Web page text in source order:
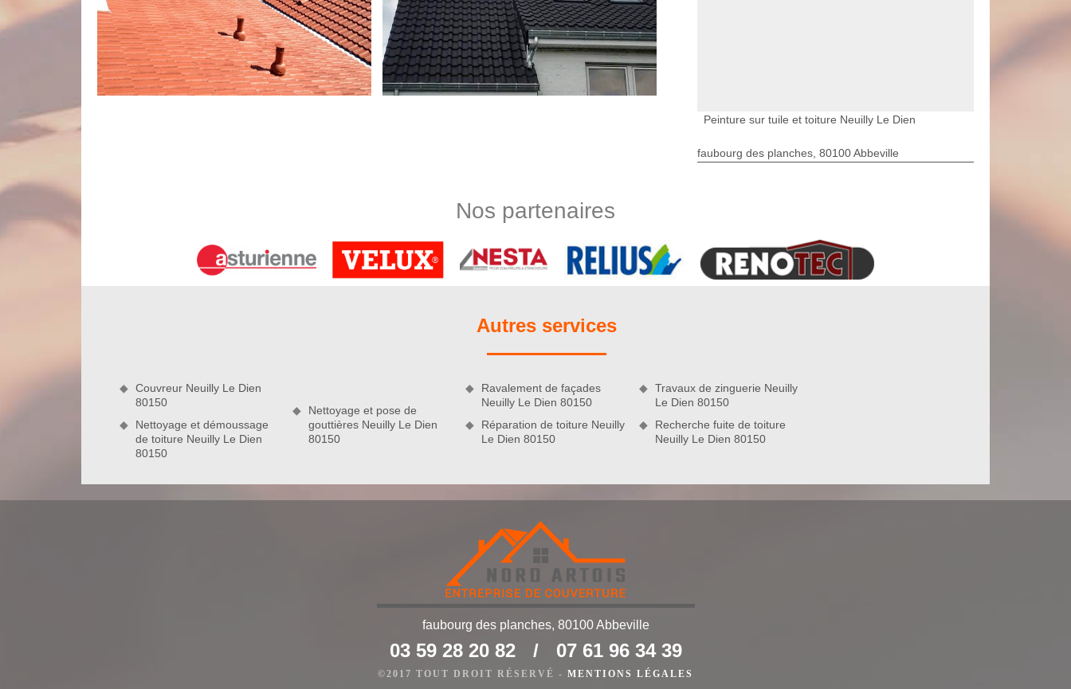
remarquez des taches blanches à recouvrir. Grâce à une peinture de toit, votre édifice retrouvera une seconde
édifice. Pour que le résultat soit à la hauteur de vos attentes et de vos besoins, optez pour les services de Nord
vous bénéficierez de la gratuité des frais de déplacement de notre équipe de couvreurs munie de leurs outils de
Artisan en peinture de toit du 80150 avec l’entreprise Nord Artois
Sollicitez les services de l’entreprise de couverture Nord Artois pour prendre en charge la réalisation de vos
travaux de peinture de toiture à Neuilly Le Dien 80150. Que vous disposiez de toiture en tuile, en ardoise ou en
Peinture sur tuile et toiture Neuilly Le Dien
faubourg des planches, 80100 Abbeville
Nos partenaires
Autres services
Couvreur Neuilly Le Dien
80150
Nettoyage et démoussage
de toiture Neuilly Le Dien
Nettoyage et pose de
gouttières Neuilly Le Dien
80150
Ravalement de façades
Neuilly Le Dien 80150
Réparation de toiture Neuilly
Le Dien 80150
Travaux de zinguerie Neuilly
Le Dien 80150
Recherche fuite de toiture
Neuilly Le Dien 80150
faubourg des planches, 80100 Abbeville
03 59 28 20 82 / 07 61 96 34 39
©2017 TOUT DROIT RÉSERVÉ - MENTIONS LÉGALES